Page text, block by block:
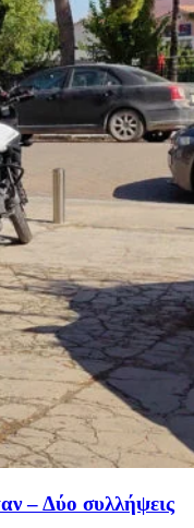
– Δύο συλλήψεις